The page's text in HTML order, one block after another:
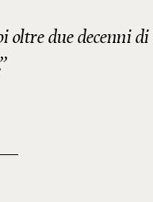
due decenni di